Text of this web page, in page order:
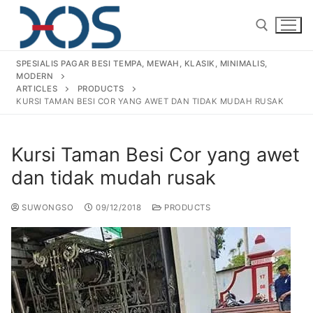
Home
About Us
Products
Pagar Besi Tempa Klasik
Railing Tangga Besi Tempa
Gallery
Gallery Gambar Pagar Besi Tempa Mewah
Articles
SPESIALIS PAGAR BESI TEMPA, MEWAH, KLASIK, MINIMALIS,
MODERN
ARTICLES
PRODUCTS
KURSI TAMAN BESI COR YANG AWET DAN TIDAK MUDAH RUSAK
Kursi Taman Besi Cor yang awet
dan tidak mudah rusak
SUWONGSO 09/12/2018 PRODUCTS